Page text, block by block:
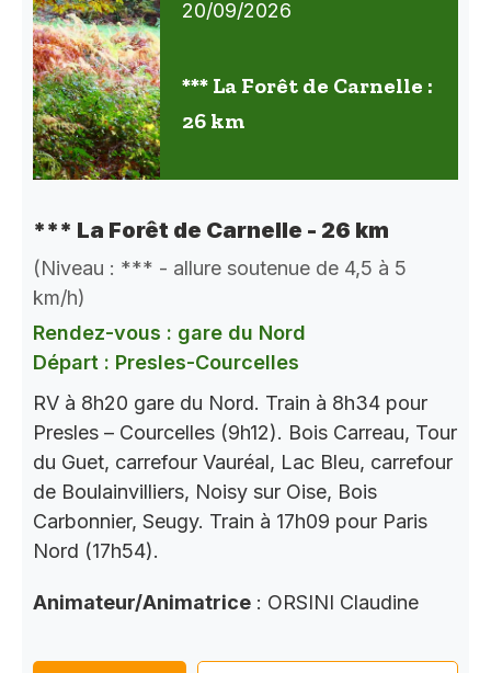
20/09/2026
*** La Forêt de Carnelle :
26 km
*** La Forêt de Carnelle - 26 km
(Niveau : *** - allure soutenue de 4,5 à 5
km/h)
Rendez-vous : gare du Nord
Départ : Presles-Courcelles
RV à 8h20 gare du Nord. Train à 8h34 pour
Presles – Courcelles (9h12). Bois Carreau, Tour
du Guet, carrefour Vauréal, Lac Bleu, carrefour
de Boulainvilliers, Noisy sur Oise, Bois
Carbonnier, Seugy. Train à 17h09 pour Paris
Nord (17h54).
Animateur/Animatrice : ORSINI Claudine